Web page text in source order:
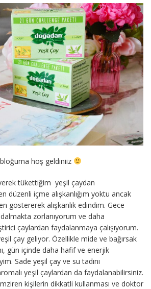
bloğuma hoş geldiniiz
tükettiğim yeşil çaydan
düzenli içme alışkanlığım yoktu ancak
göstererek alışkanlık edindim. Gece
dalmakta zorlanıyorum ve daha
çaylardan faydalanmaya çalışıyorum.
çay geliyor. Özellikle mide ve bağırsak
gün içinde daha hafif ve enerjik
Sade yeşil çay ve su tadını
yeşil çaylardan da faydalanabilirsiniz.
kişilerin dikkatli kullanması ve doktor